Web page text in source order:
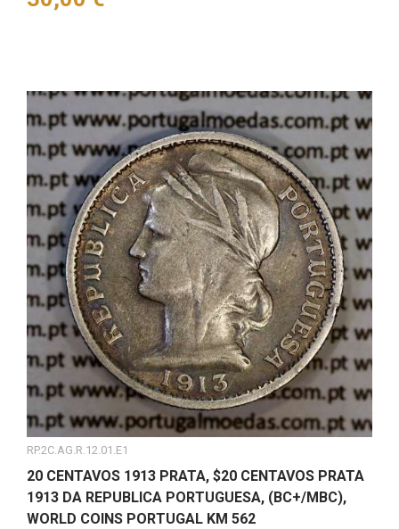
RP.2C.AG.R.12.01.E1
20 CENTAVOS 1913 PRATA, $20 CENTAVOS PRATA
1913 DA REPUBLICA PORTUGUESA, (BC+/MBC),
WORLD COINS PORTUGAL KM 562